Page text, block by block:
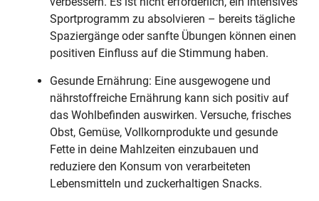
Sportprogramm zu absolvieren – bereits tägliche
Spaziergänge oder sanfte Übungen können einen
positiven Einfluss auf die Stimmung haben.
Gesunde Ernährung: Eine ausgewogene und
nährstoffreiche Ernährung kann sich positiv auf
das Wohlbefinden auswirken. Versuche, frisches
Obst, Gemüse, Vollkornprodukte und gesunde
Fette in deine Mahlzeiten einzubauen und
reduziere den Konsum von verarbeiteten
Lebensmitteln und zuckerhaltigen Snacks.